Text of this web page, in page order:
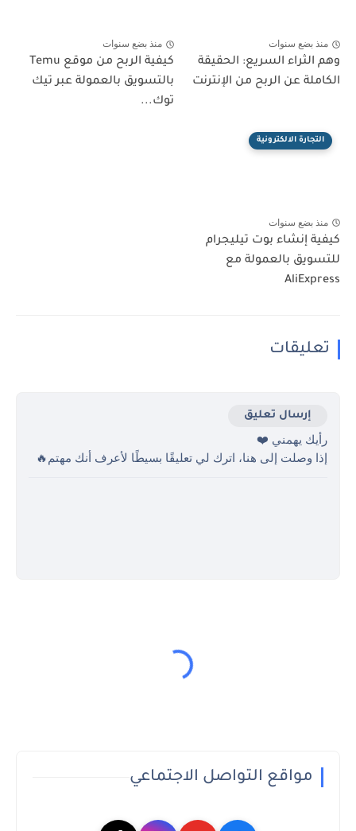
منذ بضع سنوات
وهم الثراء السريع: الحقيقة
الكاملة عن الربح من الإنترنت
منذ بضع سنوات
كيفية الربح من موقع Temu
بالتسويق بالعمولة عبر تيك
توك...
التجارة الالكترونية
منذ بضع سنوات
كيفية إنشاء بوت تيليجرام
للتسويق بالعمولة مع
AliExpress
تعليقات
إرسال تعليق
رأيك يهمني ❤️
إذا وصلت إلى هنا، اترك لي تعليقًا بسيطًا لأعرف أنك مهتم🔥
مواقع التواصل الاجتماعي